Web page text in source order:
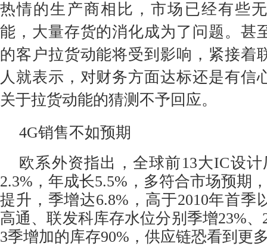
热情的生产商相比，市场已经有些
能，大量存货的消化成为了问题。甚
的客户拉货动能将受到影响，紧接着
人就表示，对财务方面达标还是有信
关于拉货动能的猜测不予回应。
4G销售不如预期
欧系外资指出，全球前13大IC设
2.3%，年成长5.5%，多符合市场预期
提升，季增达6.8%，高于2010年首季
高通、联发科库存水位分别季增23%
3季增加的库存90%，供应链恐看到更